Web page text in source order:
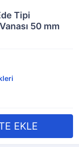
Tipi
50 mm